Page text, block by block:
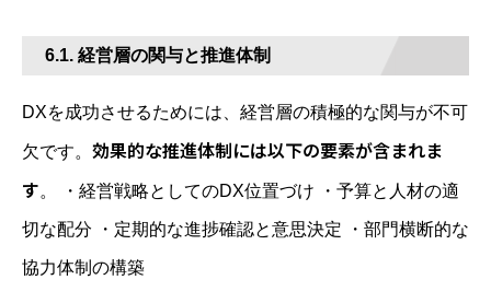
6.1. 経営層の関与と推進体制
DXを成功させるためには、経営層の積極的な関与が不可
欠です。 効果的な推進体制には以下の要素が含まれま
す。 ・経営戦略としてのDX位置づけ ・予算と人材の適
切な配分 ・定期的な進捗確認と意思決定 ・部門横断的な
協力体制の構築